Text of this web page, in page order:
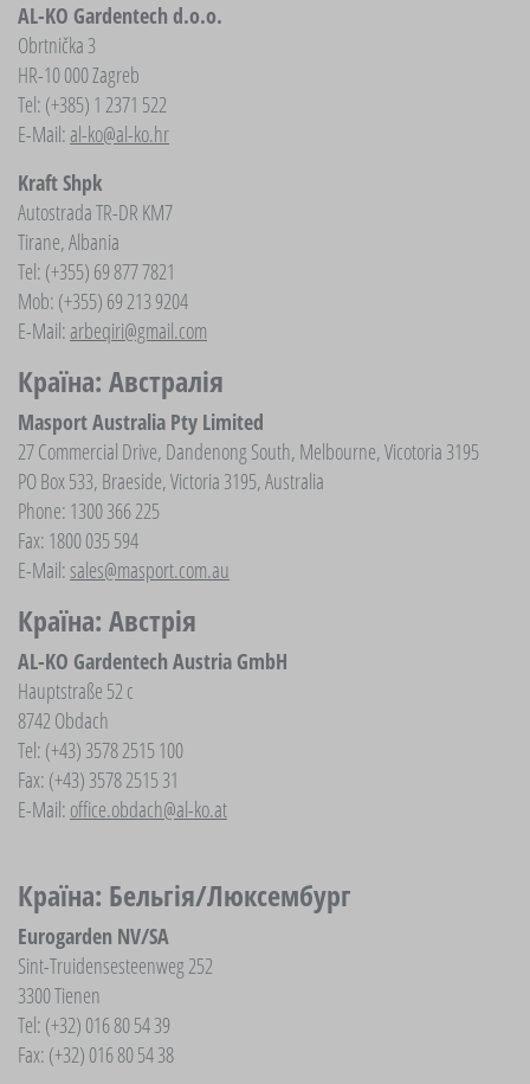
AL-KO Gardentech d.o.o.
Obrtnička 3
HR-10 000 Zagreb
Tel: (+385) 1 2371 522
E-Mail:al-ko@al-ko.hr
Kraft Shpk
Autostrada TR-DR KM7
Tirane, Albania
Tel: (+355) 69 877 7821
Mob: (+355) 69 213 9204
E-Mail:arbeqiri@gmail.com
Країна: Австралія
Masport Australia Pty Limited
27 Commercial Drive, Dandenong South, Melbourne, Vicotoria 3195
PO Box 533, Braeside, Victoria 3195, Australia
Phone: 1300 366 225
Fax: 1800 035 594
E-Mail:sales@masport.com.au
Країна: Австрія
AL-KO Gardentech Austria GmbH
Hauptstraße 52 c
8742 Obdach
Tel: (+43) 3578 2515 100
Fax: (+43) 3578 2515 31
E-Mail: office.obdach@al-ko.at
Країна: Бельгія/Люксембург
Eurogarden NV/SA
Sint-Truidensesteenweg 252
3300 Tienen
Tel: (+32) 016 80 54 39
Fax: (+32) 016 80 54 38